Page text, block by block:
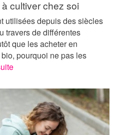
cultiver chez soi
utilisées depuis des siècles
travers de différentes
que les acheter en
pourquoi ne pas les